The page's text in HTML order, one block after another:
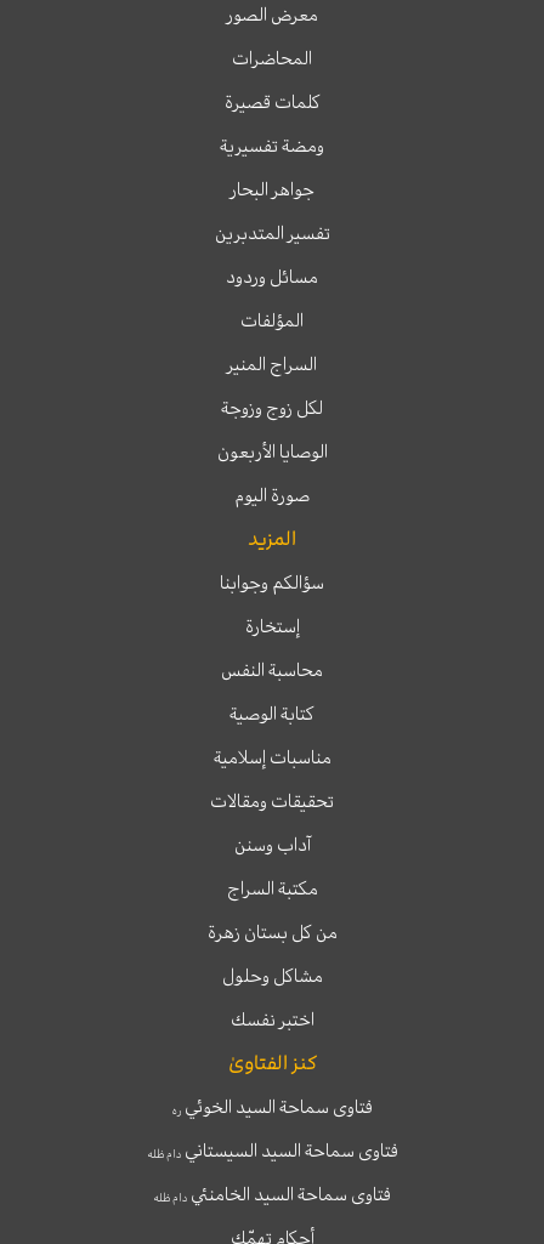
معرض الصور
المحاضرات
كلمات قصيرة
ومضة تفسيرية
جواهر البحار
تفسير المتدبرين
مسائل وردود
المؤلفات
السراج المنير
لكل زوج وزوجة
الوصايا الأربعون
صورة اليوم
المزيد
سؤالكم وجوابنا
إستخارة
محاسبة النفس
كتابة الوصية
مناسبات إسلامية
تحقيقات ومقالات
آداب وسنن
مكتبة السراج
من كل بستان زهرة
مشاكل وحلول
اختبر نفسك
كنز الفتاوىٰ
فتاوى سماحة السيد الخوئيره
فتاوى سماحة السيد السيستانيدام ظله
فتاوى سماحة السيد الخامنئي دام ظله
أحكام تهمّك